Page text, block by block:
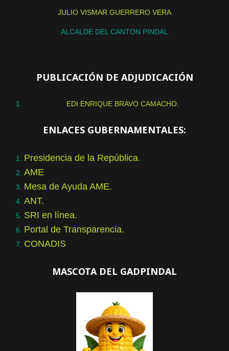
JULIO VISMAR GUERRERO VERA
ALCALDE DEL CANTON PINDAL
PUBLICACIÓN DE ADJUDICACIÓN
EDI ENRIQUE BRAVO CAMACHO.
ENLACES GUBERNAMENTALES:
Presidencia de la República.
AME
Mesa de Ayuda AME.
ANT.
SRI en línea.
Portal de Transparencia.
CONADIS
MASCOTA DEL GADPINDAL